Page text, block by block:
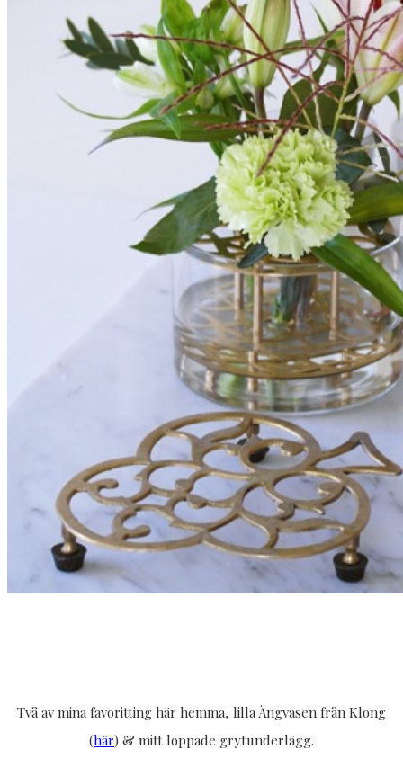
Två av mina favoritting här hemma, lilla Ängvasen från Klong
(här) & mitt loppade grytunderlägg.